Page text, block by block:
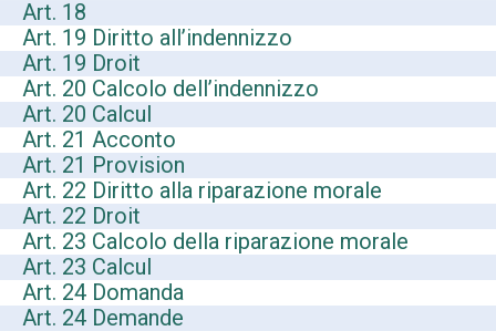
Art. 18
Art. 19 Diritto all’indennizzo
Art. 19 Droit
Art. 20 Calcolo dell’indennizzo
Art. 20 Calcul
Art. 21 Acconto
Art. 21 Provision
Art. 22 Diritto alla riparazione morale
Art. 22 Droit
Art. 23 Calcolo della riparazione morale
Art. 23 Calcul
Art. 24 Domanda
Art. 24 Demande